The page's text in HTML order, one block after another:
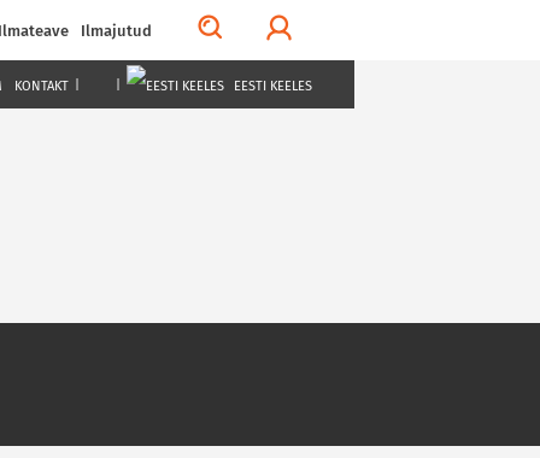
Ilmajutud
KONTAKT EESTI KEELES